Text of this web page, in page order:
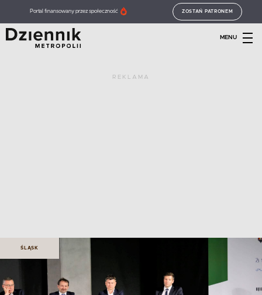
Portal finansowany przez społeczność ZOSTAŃ PATRONEM
MENU
REKLAMA
ŚLĄSK